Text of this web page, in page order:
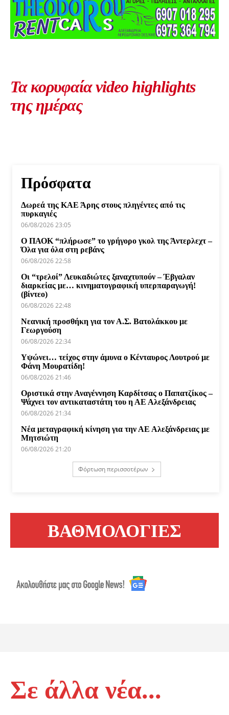
Τα κορυφαία video highlights
της ημέρας
Πρόσφατα
Δωρεά της ΚΑΕ Άρης στους πληγέντες από τις
πυρκαγιές
06/08/2026 23:05
Ο ΠΑΟΚ “πλήρωσε” το γρήγορο γκολ της Άντερλεχτ –
Όλα για όλα στη ρεβάνς
06/08/2026 22:58
Οι “τρελοί” Λευκαδιώτες ξαναχτυπούν – Έβγαλαν
διαρκείας με… κινηματογραφική υπερπαραγωγή!
(βίντεο)
06/08/2026 22:48
Νεανική προσθήκη για τον Α.Σ. Βατολάκκου με
Γεωργούση
06/08/2026 22:34
Υψώνει… τείχος στην άμυνα ο Κένταυρος Λουτρού με
Φάνη Μουρατίδη!
06/08/2026 21:46
Οριστικά στην Αναγέννηση Καρδίτσας ο Παπατζίκος –
Ψάχνει τον αντικαταστάτη του η ΑΕ Αλεξάνδρειας
06/08/2026 21:34
Νέα μεταγραφική κίνηση για την ΑΕ Αλεξάνδρειας με
Μητσιώτη
06/08/2026 21:20
Φόρτωση περισσοτέρων
ΒΑΘΜΟΛΟΓΙΕΣ
Σε άλλα νέα...